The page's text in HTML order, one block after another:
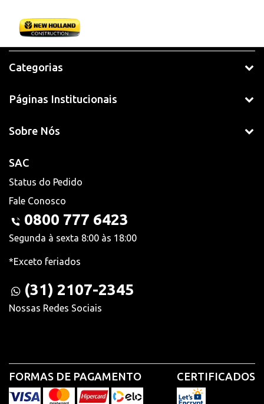
Categorias
Páginas Institucionais
Sobre Nós
SAC
Status do Pedido
Fale Conosco
0800 777 6423
Segunda à sexta 8:00 às 18:00
*Exceto feriados
(31) 2107-2345
Nossas Redes Sociais
FORMAS DE PAGAMENTO CERTIFICADOS